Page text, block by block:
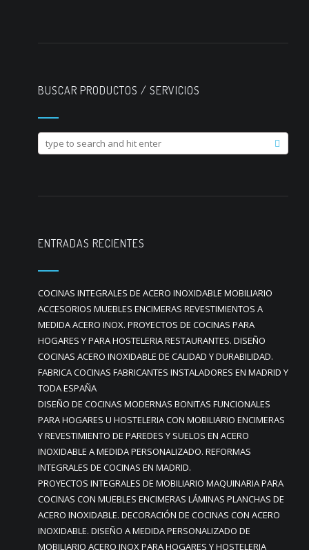
BUSCAR PRODUCTOS / SERVICIOS
ENTRADAS RECIENTES
COCINAS INTEGRALES DE ACERO INOXIDABLE MOBILIARIO
ACCESORIOS MUEBLES ENCIMERAS REVESTIMIENTOS A
MEDIDA ACERO INOX. PROYECTOS DE COCINAS PARA
HOGARES Y PARA HOSTELERIA RESTAURANTES. DISEÑO
COCINAS ACERO INOXIDABLE DE CALIDAD Y DURABILIDAD.
FABRICA COCINAS FABRICANTES INSTALADORES EN MADRID Y
TODA ESPAÑA
DISEÑO DE COCINAS MODERNAS BONITAS FUNCIONALES
PARA HOGARES U HOSTELERIA CON MOBILIARIO ENCIMERAS
Y REVESTIMIENTO DE PAREDES Y SUELOS EN ACERO
INOXIDABLE A MEDIDA PERSONALIZADO. REFORMAS
INTEGRALES DE COCINAS EN MADRID.
PROYECTOS INTEGRALES DE MOBILIARIO MAQUINARIA PARA
COCINAS CON MUEBLES ENCIMERAS LÁMINAS PLANCHAS DE
ACERO INOXIDABLE. DECORACIÓN DE COCINAS CON ACERO
INOXIDABLE. DISEÑO A MEDIDA PERSONALIZADO DE
MOBILIARIO ACERO INOX PARA HOGARES Y HOSTELERIA